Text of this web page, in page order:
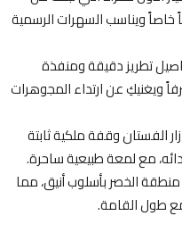
خاصاً ويناسب السهرات الرسمية
تطريز دقيقة ومنفذة
ويغنيكِ عن ارتداء المجوهرات
الفستان وقفة ملكية ثابتة
مع لمعة طبيعية ساحرة.
الخصر بأسلوب أنيق، مما
طول القامة.